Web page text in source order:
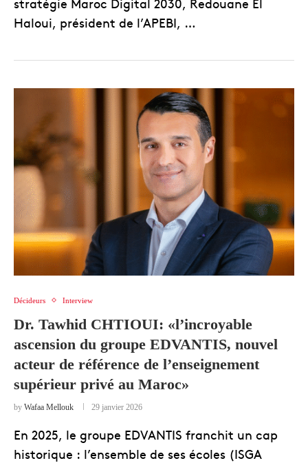
Haloui, président de l’APEBI, …
Décideurs Interview
Dr. Tawhid CHTIOUI: «l’incroyable
ascension du groupe EDVANTIS, nouvel
acteur de référence de l’enseignement
supérieur privé au Maroc»
by Wafaa Mellouk 29 janvier 2026
En 2025, le groupe EDVANTIS franchit un cap
historique : l’ensemble de ses écoles (ISGA